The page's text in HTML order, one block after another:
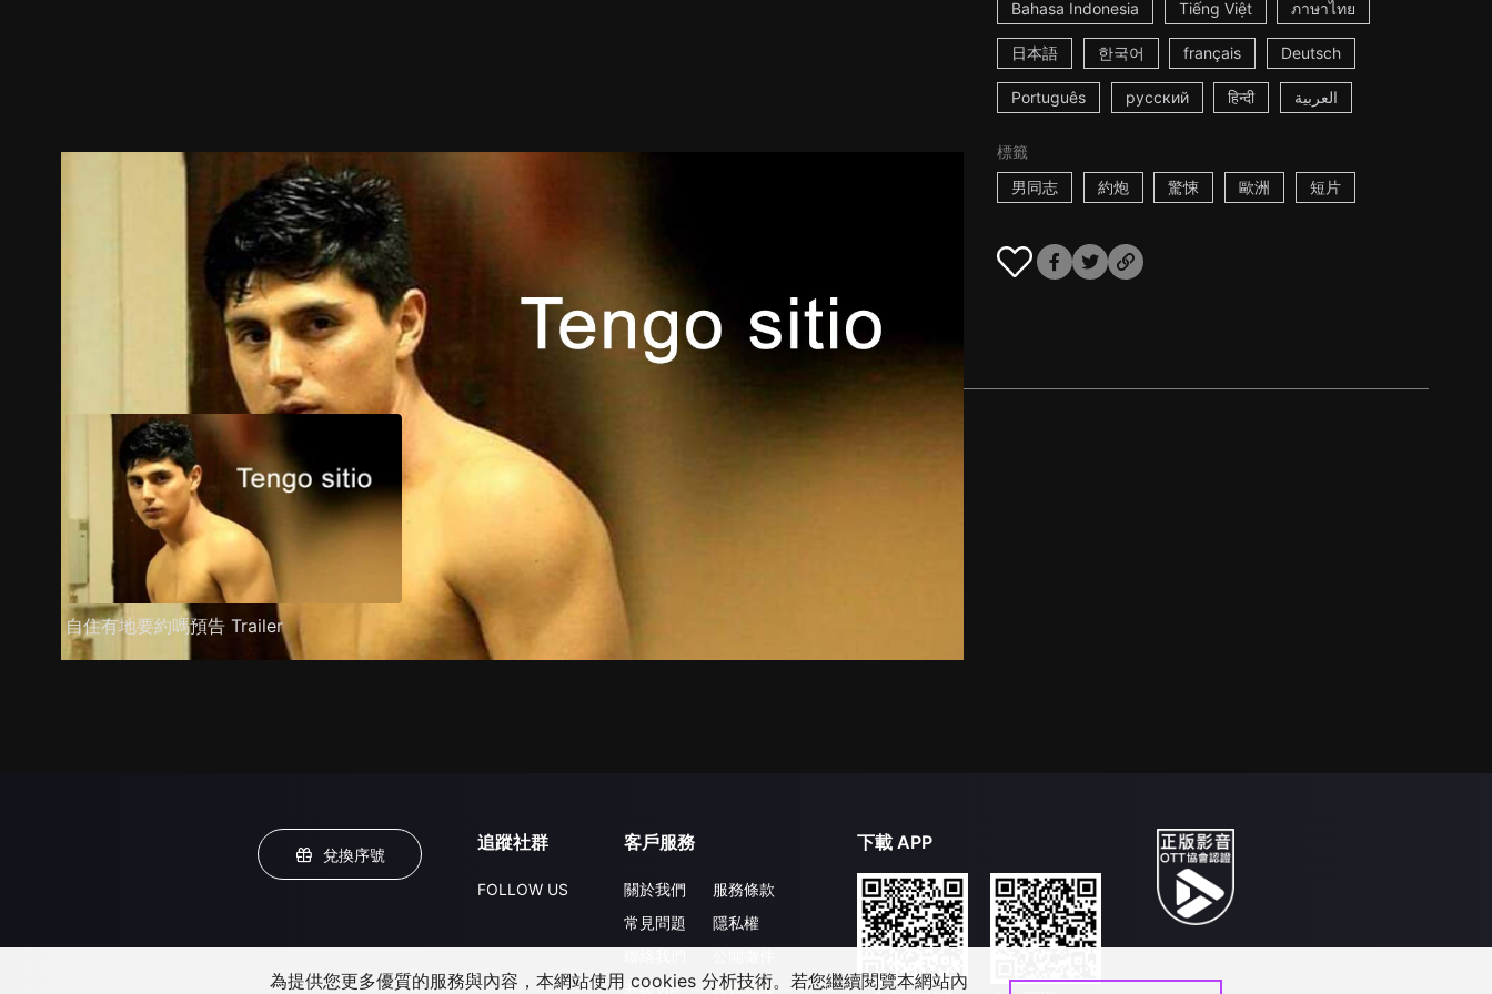
Bahasa Indonesia Tiếng Việt ภาษาไทย
日本語 한국어 français Deutsch
Português русский हिन्दी العربية
標籤
男同志
約炮 驚悚 歐洲 短片
推薦影片 劇情介紹
自住有地要約嗎預告 Trailer
兌換序號
追蹤社群
FOLLOW US
客戶服務
關於我們
常見問題
升級VIP
服務條款
隱私權
合作洽談
下載 APP
為提供您更多優質的服務與內容，本網站使用 cookies 分析技術。若您繼續閱覽本網站內